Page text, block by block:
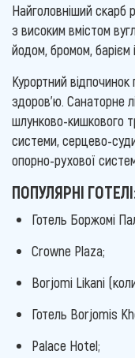
Найголовніший скарб
з високим вмістом
йодом, бромом, барієм і
Курортний
здоров'ю. Санаторне
шлунково-кишкового
системи, серцево-
опорно-рухової
ПОПУЛЯРНІ
Готель Боржомі
Crowne Plaza;
Borjomi Likani
Готель Borjomis
Palace Hotel;